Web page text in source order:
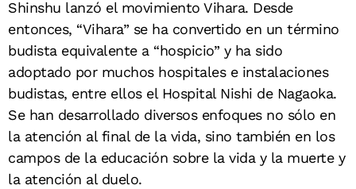
Shinshu lanzó el movimiento Vihara. Desde
entonces, “Vihara” se ha convertido en un término
budista equivalente a “hospicio” y ha sido
adoptado por muchos hospitales e instalaciones
budistas, entre ellos el Hospital Nishi de Nagaoka.
Se han desarrollado diversos enfoques no sólo en
la atención al final de la vida, sino también en los
campos de la educación sobre la vida y la muerte y
la atención al duelo.